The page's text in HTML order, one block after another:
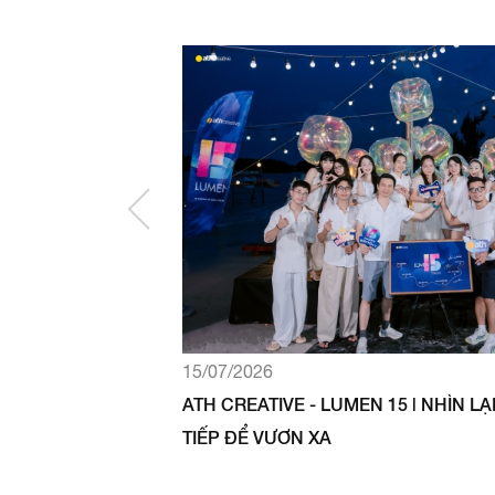
15/07/2026
ATH CREATIVE - LUMEN 15 | NHÌN
TIẾP ĐỂ VƯƠN XA